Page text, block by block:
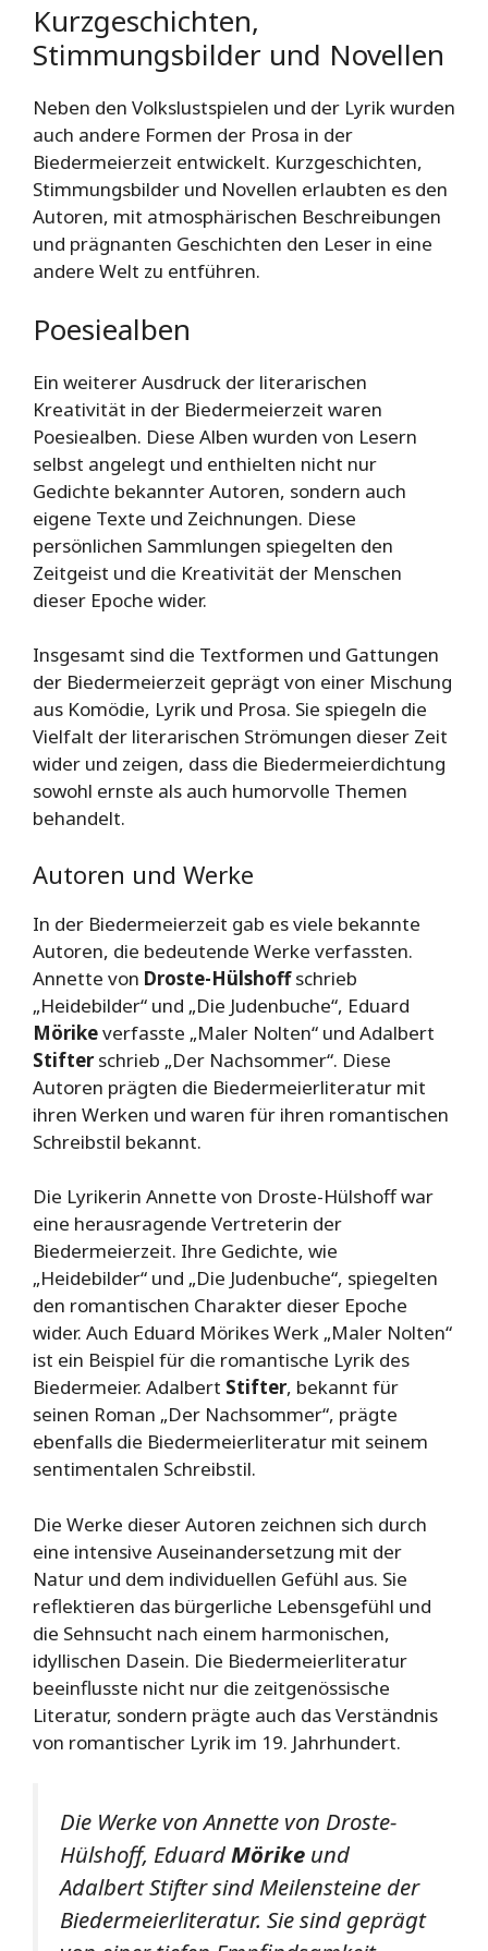
Kurzgeschichten,
Stimmungsbilder und Novellen
Neben den Volkslustspielen und der Lyrik wurden
auch andere Formen der Prosa in der
Biedermeierzeit entwickelt. Kurzgeschichten,
Stimmungsbilder und Novellen erlaubten es den
Autoren, mit atmosphärischen Beschreibungen
und prägnanten Geschichten den Leser in eine
andere Welt zu entführen.
Poesiealben
Ein weiterer Ausdruck der literarischen
Kreativität in der Biedermeierzeit waren
Poesiealben. Diese Alben wurden von Lesern
selbst angelegt und enthielten nicht nur
Gedichte bekannter Autoren, sondern auch
eigene Texte und Zeichnungen. Diese
persönlichen Sammlungen spiegelten den
Zeitgeist und die Kreativität der Menschen
dieser Epoche wider.
Insgesamt sind die Textformen und Gattungen
der Biedermeierzeit geprägt von einer Mischung
aus Komödie, Lyrik und Prosa. Sie spiegeln die
Vielfalt der literarischen Strömungen dieser Zeit
wider und zeigen, dass die Biedermeierdichtung
sowohl ernste als auch humorvolle Themen
behandelt.
Autoren und Werke
In der Biedermeierzeit gab es viele bekannte
Autoren, die bedeutende Werke verfassten.
Annette von Droste-Hülshoffschrieb
„Heidebilder“ und „Die Judenbuche“, Eduard
Mörikeverfasste „Maler Nolten“ und Adalbert
Stifterschrieb „Der Nachsommer“. Diese
Autoren prägten die Biedermeierliteratur mit
ihren Werken und waren für ihren romantischen
Schreibstil bekannt.
Die Lyrikerin Annette von Droste-Hülshoff war
eine herausragende Vertreterin der
Biedermeierzeit. Ihre Gedichte, wie
„Heidebilder“ und „Die Judenbuche“, spiegelten
den romantischen Charakter dieser Epoche
wider. Auch Eduard Mörikes Werk „Maler Nolten“
ist ein Beispiel für die romantische Lyrik des
Biedermeier. Adalbert Stifter, bekannt für
seinen Roman „Der Nachsommer“, prägte
ebenfalls die Biedermeierliteratur mit seinem
sentimentalen Schreibstil.
Die Werke dieser Autoren zeichnen sich durch
eine intensive Auseinandersetzung mit der
Natur und dem individuellen Gefühl aus. Sie
reflektieren das bürgerliche Lebensgefühl und
die Sehnsucht nach einem harmonischen,
idyllischen Dasein. Die Biedermeierliteratur
beeinflusste nicht nur die zeitgenössische
Literatur, sondern prägte auch das Verständnis
von romantischer Lyrik im 19. Jahrhundert.
Die Werke von Annette von Droste-
Hülshoff, EduardMörike und
Adalbert Stifter sind Meilensteine der
Biedermeierliteratur. Sie sind geprägt